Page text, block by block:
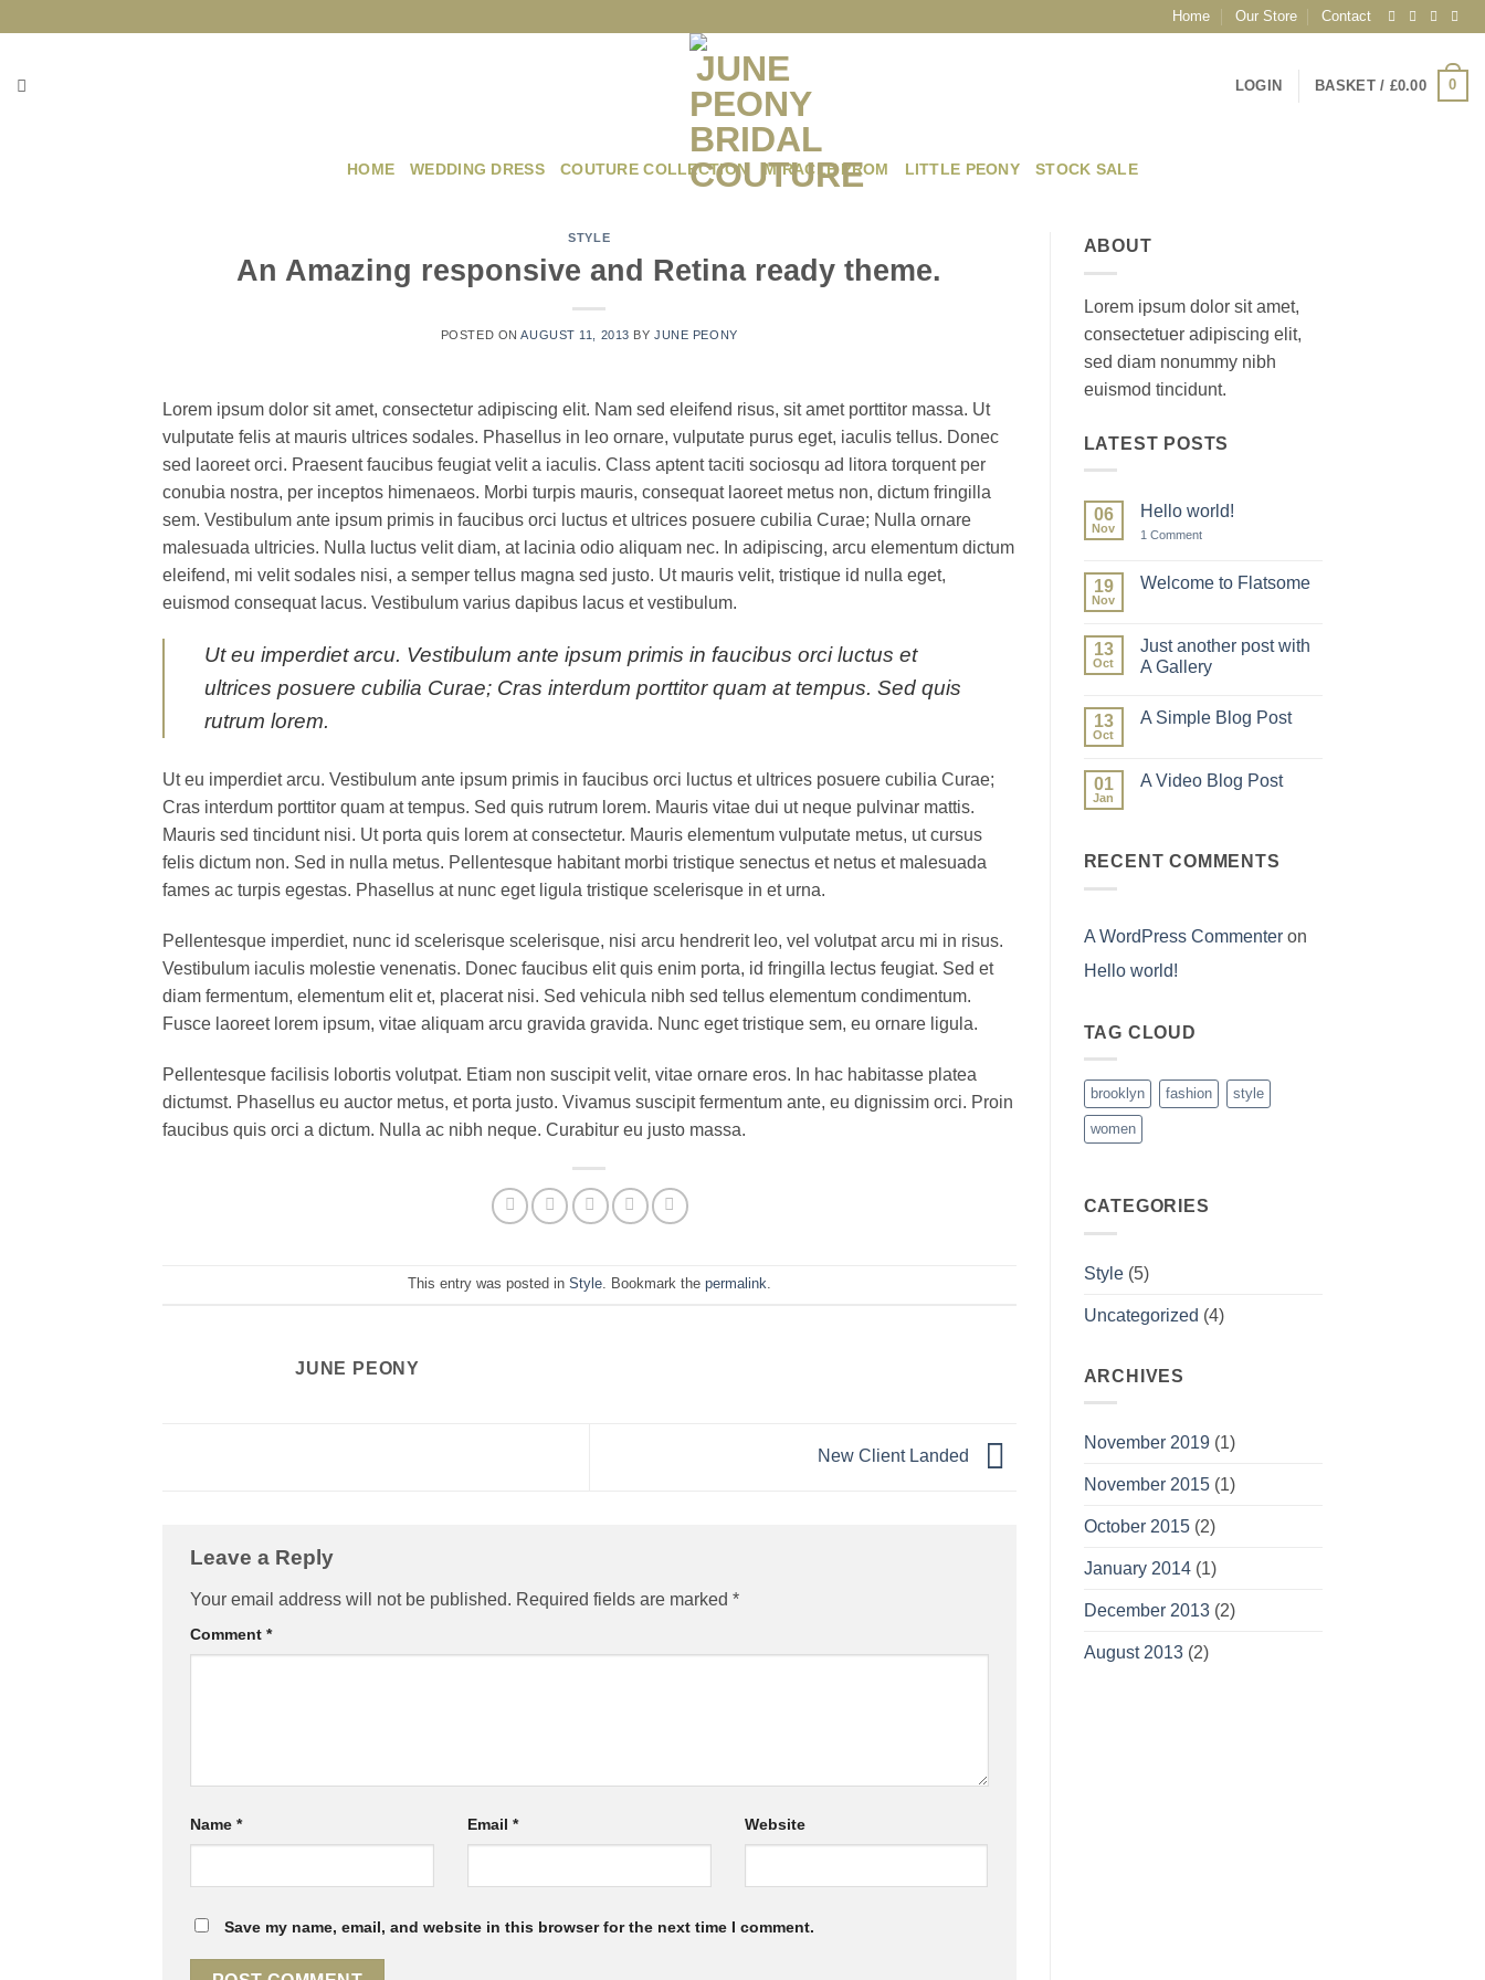
Home Our Store Contact
LOGIN BASKET / £0.00 0
HOME WEDDING DRESS COUTURE COLLECTION MIRACLE PROM LITTLE PEONY STOCK SALE
STYLE
An Amazing responsive and Retina ready theme.
POSTED ONAUGUST 11, 2013 BYJUNE PEONY
Lorem ipsum dolor sit amet, consectetur adipiscing elit. Nam sed eleifend risus, sit amet porttitor massa. Ut
vulputate felis at mauris ultrices sodales. Phasellus in leo ornare, vulputate purus eget, iaculis tellus. Donec
sed laoreet orci. Praesent faucibus feugiat velit a iaculis. Class aptent taciti sociosqu ad litora torquent per
conubia nostra, per inceptos himenaeos. Morbi turpis mauris, consequat laoreet metus non, dictum fringilla
sem. Vestibulum ante ipsum primis in faucibus orci luctus et ultrices posuere cubilia Curae; Nulla ornare
malesuada ultricies. Nulla luctus velit diam, at lacinia odio aliquam nec. In adipiscing, arcu elementum dictum
eleifend, mi velit sodales nisi, a semper tellus magna sed justo. Ut mauris velit, tristique id nulla eget,
euismod consequat lacus. Vestibulum varius dapibus lacus et vestibulum.
Ut eu imperdiet arcu. Vestibulum ante ipsum primis in faucibus orci luctus et
ultrices posuere cubilia Curae; Cras interdum porttitor quam at tempus. Sed quis
rutrum lorem.
Ut eu imperdiet arcu. Vestibulum ante ipsum primis in faucibus orci luctus et ultrices posuere cubilia Curae;
Cras interdum porttitor quam at tempus. Sed quis rutrum lorem. Mauris vitae dui ut neque pulvinar mattis.
Mauris sed tincidunt nisi. Ut porta quis lorem at consectetur. Mauris elementum vulputate metus, ut cursus
felis dictum non. Sed in nulla metus. Pellentesque habitant morbi tristique senectus et netus et malesuada
fames ac turpis egestas. Phasellus at nunc eget ligula tristique scelerisque in et urna.
Pellentesque imperdiet, nunc id scelerisque scelerisque, nisi arcu hendrerit leo, vel volutpat arcu mi in risus.
Vestibulum iaculis molestie venenatis. Donec faucibus elit quis enim porta, id fringilla lectus feugiat. Sed et
diam fermentum, elementum elit et, placerat nisi. Sed vehicula nibh sed tellus elementum condimentum.
Fusce laoreet lorem ipsum, vitae aliquam arcu gravida gravida. Nunc eget tristique sem, eu ornare ligula.
Pellentesque facilisis lobortis volutpat. Etiam non suscipit velit, vitae ornare eros. In hac habitasse platea
dictumst. Phasellus eu auctor metus, et porta justo. Vivamus suscipit fermentum ante, eu dignissim orci. Proin
faucibus quis orci a dictum. Nulla ac nibh neque. Curabitur eu justo massa.
This entry was posted in Style. Bookmark the permalink.
JUNE PEONY
New Client Landed
Leave a Reply
Your email address will not be published. Required fields are marked *
Comment *
Name * Email * Website
Save my name, email, and website in this browser for the next time I comment.
ABOUT
Lorem ipsum dolor sit amet,
consectetuer adipiscing elit,
sed diam nonummy nibh
euismod tincidunt.
LATEST POSTS
06
Nov
Hello world!
1 Commenton
19
Nov
Welcome to Flatsome
Welcome
to
Flatsome
13
Oct
Just another post with
A Gallery
on
with
A
13
Oct
A Simple Blog Post
A
01
Jan
A Video Blog Post
Video
RECENT COMMENTS
A WordPress Commenteron
Hello world!
TAG CLOUD
brooklyn fashion style
women
CATEGORIES
Style(5)
Uncategorized (4)
ARCHIVES
November 2019(1)
November 2015(1)
October 2015(2)
January 2014(1)
December 2013(2)
August 2013(2)